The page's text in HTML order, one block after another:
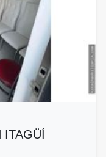
ITAGÜÍ